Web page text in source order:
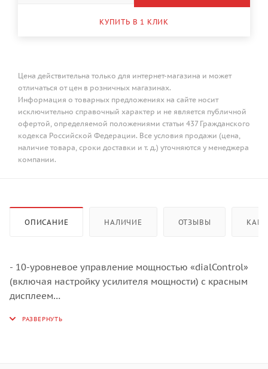
КУПИТЬ В 1 КЛИК
Цена действительна только для интернет-магазина и может
отличаться от цен в розничных магазинах.
Информация о товарных предложениях на сайте носит
исключительно справочный характер и не является публичной
офертой, определяемой положениями статьи 437 Гражданского
кодекса Российской Федерации. Все условия продажи (цена,
наличие товара, сроки доставки и т. д.) уточняются у менеджера
компании.
ОПИСАНИЕ НАЛИЧИЕ ОТЗЫВЫ КАК
- 10-уровневое управление мощностью «dialControl»
(включая настройку усилителя мощности) с красным
дисплеем
поддержания тепла ок. 70°С